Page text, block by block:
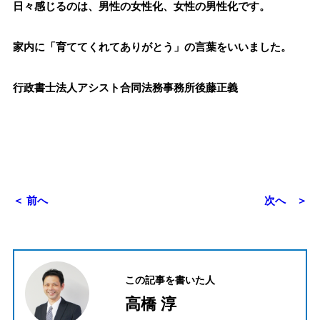
日々感じるのは、男性の女性化、女性の男性化です。
家内に「育ててくれてありがとう」の言葉をいいました。
行政書士法人アシスト合同法務事務所後藤正義
＜ 前へ 次へ ＞
この記事を書いた人
高橋 淳